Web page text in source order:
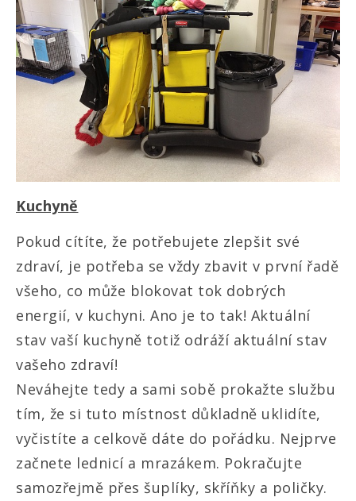
Kuchyně
Pokud cítíte, že potřebujete zlepšit své
zdraví, je potřeba se vždy zbavit v první řadě
všeho, co může blokovat tok dobrých
energií, v kuchyni. Ano je to tak! Aktuální
stav vaší kuchyně totiž odráží aktuální stav
vašeho zdraví!
Neváhejte tedy a sami sobě prokažte službu
tím, že si tuto místnost důkladně uklidíte,
vyčistíte a celkově dáte do pořádku. Nejprve
začnete lednicí a mrazákem. Pokračujte
samozřejmě přes šuplíky, skříňky a poličky.